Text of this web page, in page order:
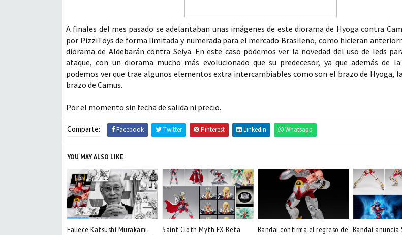
A finales del mes pasado se adelantaban unas imágenes de este diorama de Hyoga contra
por PizziToys de forma limitada y numerada para el mercado Brasileño, como hicieran
diorama de Aldebarán contra Seiya. En este caso podemos ver la novedad del uso de leds
ataque, con un diorama mucho más evolucionado que su predecesor, ya que además de
podemos ver que trae algunos elementos extra intercambiables como son el brazo de Hyoga,
brazo de Camus.
Por el momento sin fecha de salida ni precio.
Comparte: Facebook Twitter Pinterest Linkedin Whatsapp
YOU MAY ALSO LIKE
Fallece Katsushi Murakami,
Saint Cloth Myth EX Beta
Bandai confirma el regreso de Bandai